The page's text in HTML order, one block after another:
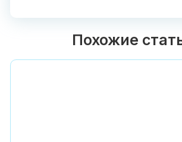
Похожие